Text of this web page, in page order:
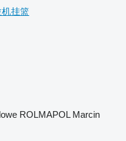
挂篮
ROLMAPOL Marcin